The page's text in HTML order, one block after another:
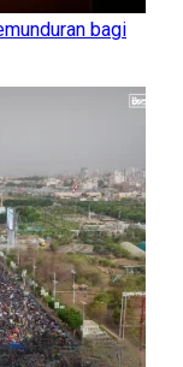
bagi